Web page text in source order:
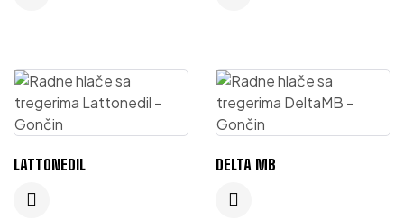
LATTONEDIL DELTA MB